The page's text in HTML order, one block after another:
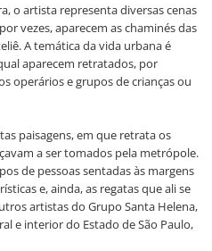
o artista representa diversas cenas
vezes, aparecem as chaminés das
A temática da vida urbana é
aparecem retratados, por
operários e grupos de crianças ou
paisagens, em que retrata os
a ser tomados pela metrópole.
de pessoas sentadas às margens
e, ainda, as regatas que ali se
artistas do Grupo Santa Helena,
e interior do Estado de São Paulo,